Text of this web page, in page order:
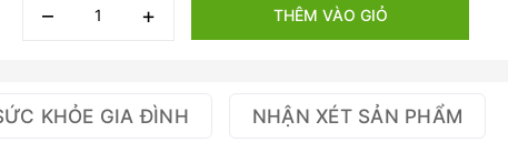
– + THÊM VÀO GIỎ
KHỎE GIA ĐÌNH NHẬN XÉT SẢN PHẨM